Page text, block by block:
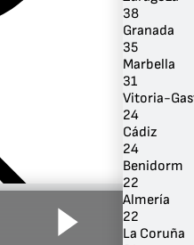
Por Género
38
Granada
35
Marbella
31
Vitoria-
24
Cádiz
24
Benidorm
22
Almería
22
La Coruña